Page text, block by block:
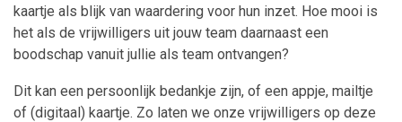
kaartje als blijk van waardering voor hun inzet. Hoe mooi is
het als de vrijwilligers uit jouw team daarnaast een
boodschap vanuit jullie als team ontvangen?
Dit kan een persoonlijk bedankje zijn, of een appje, mailtje
of (digitaal) kaartje. Zo laten we onze vrijwilligers op deze